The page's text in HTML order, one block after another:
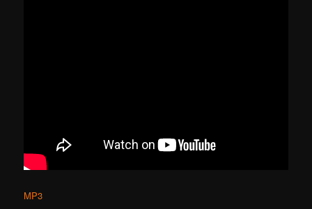
MP3